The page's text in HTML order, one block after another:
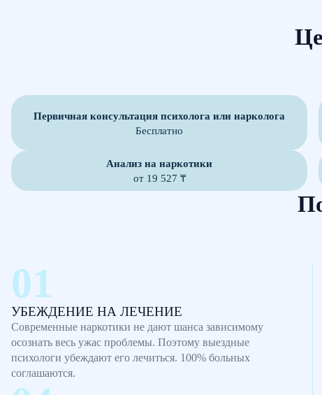
Первичная консультация психолога или нарколога
Бесплатно
Анализ на наркотики
от 19 527 ₸
УБЕЖДЕНИЕ НА ЛЕЧЕНИЕ
Современные наркотики не дают шанса зависимому
осознать весь ужас проблемы. Поэтому выездные
психологи убеждают его лечиться. 100% больных
соглашаются.